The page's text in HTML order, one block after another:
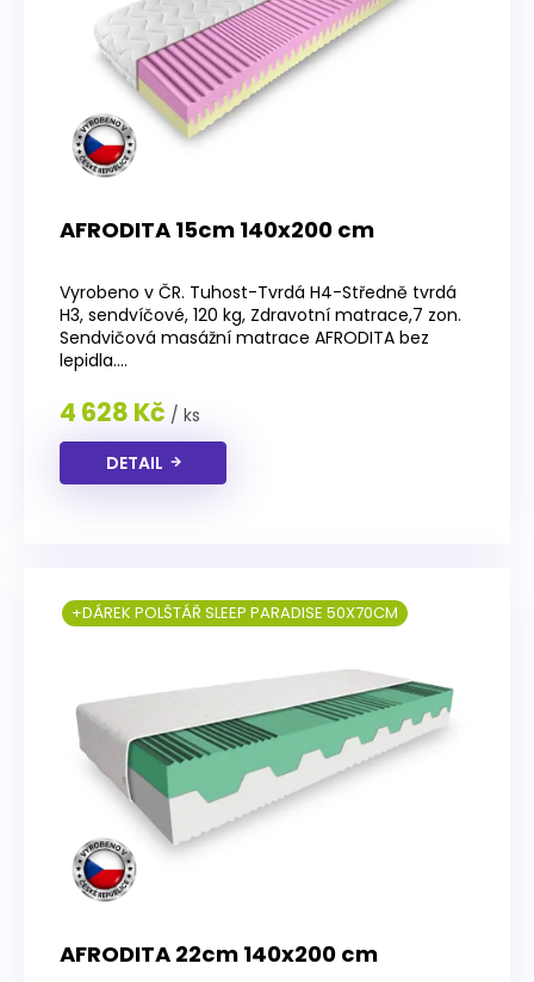
AFRODITA 15cm 140x200 cm
hodnocení
produktu
je
4,2
z
hvězdiček.
Vyrobeno v ČR. Tuhost-Tvrdá H4-Středně tvrdá
H3, sendvíčové, 120 kg, Zdravotní matrace,7 zon.
Sendvičová masážní matrace AFRODITA bez
lepidla....
4 628 Kč / ks
DETAIL
AFRODITA 22cm 140x200 cm
+DÁREK POLŠTÁŘ SLEEP PARADISE 50X70CM